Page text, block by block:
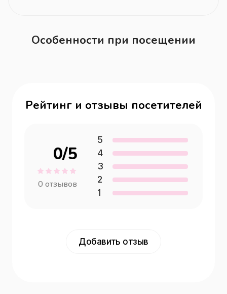
Особенности при посещении
Рейтинг и отзывы посетителей
0/5
0 отзывов
5
4
3
2
1
Добавить отзыв